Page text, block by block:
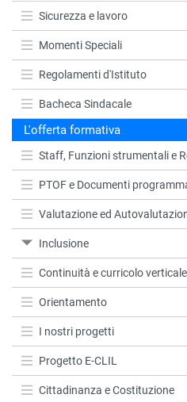
Sicurezza e lavoro
Momenti Speciali
Regolamenti d'Istituto
Bacheca Sindacale
L'offerta formativa
Staff, Funzioni strumentali e
PTOF e Documenti
Valutazione ed
Inclusione
Continuità e curricolo verticale
Orientamento
I nostri progetti
Progetto E-CLIL
Cittadinanza e Costituzione